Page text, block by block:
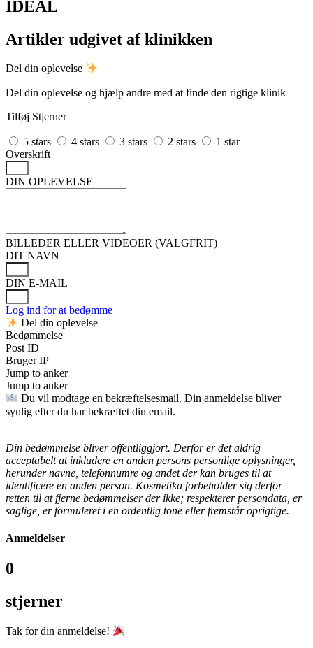
IDEAL
Artikler udgivet af klinikken
Del din oplevelse
Del din oplevelse og hjælp andre med at finde den rigtige klinik
Tilføj Stjerner
5 stars 4 stars 3 stars 2 stars
1 star
Overskrift
DIN OPLEVELSE
BILLEDER ELLER VIDEOER (VALGFRIT)
DIT NAVN
DIN E-MAIL
Log ind for at bedømme
Del din oplevelse
Bedømmelse
Post ID
Bruger IP
Jump to anker
Jump to anker
Du vil modtage en bekræftelsesmail. Din anmeldelse bliver
synlig efter du har bekræftet din email.
Din bedømmelse bliver offentliggjort. Derfor er det aldrig
acceptabelt at inkludere en anden persons personlige oplysninger,
herunder navne, telefonnumre og andet der kan bruges til at
identificere en anden person. Kosmetika forbeholder sig derfor
retten til at fjerne bedømmelser der ikke; respekterer persondata, er
saglige, er formuleret i en ordentlig tone eller fremstår oprigtige.
Anmeldelser
0
stjerner
Tak for din anmeldelse!